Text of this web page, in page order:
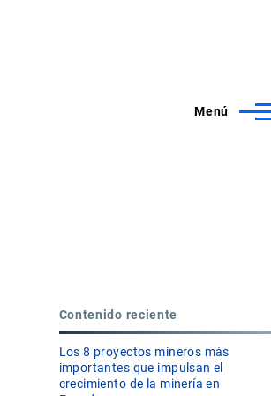
Menú
Contenido reciente
Los 8 proyectos mineros más
importantes que impulsan el
crecimiento de la minería en